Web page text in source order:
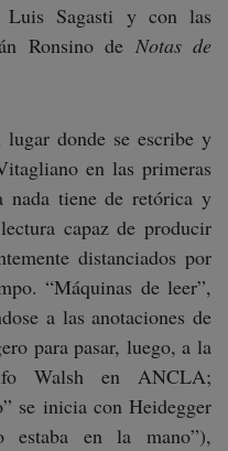
Luis Sagasti y con las
Ronsino de Notas de
donde se escribe y
en las primeras
nada tiene de retórica y
capaz de producir
distanciados por
“Máquinas de leer”,
a las anotaciones de
para pasar, luego, a la
Walsh en ANCLA;
se inicia con Heidegger
estaba en la mano”),